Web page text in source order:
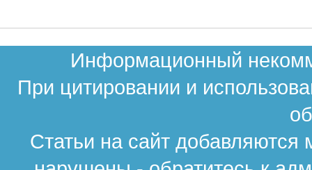
Информационный
При цитировании и
Статьи на сайт